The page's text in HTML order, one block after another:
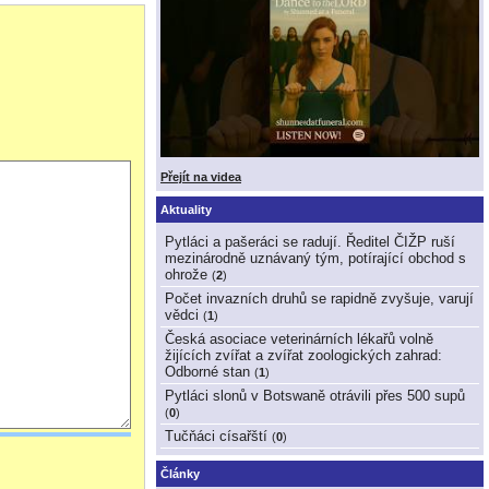
obalovat v
Přejít na videa
Aktuality
Pytláci a pašeráci se radují. Ředitel ČIŽP ruší
mezinárodně uznávaný tým, potírající obchod s
ohrože (2)
Počet invazních druhů se rapidně zvyšuje, varují
vědci (1)
Česká asociace veterinárních lékařů volně
žijících zvířat a zvířat zoologických zahrad:
Odborné stan (1)
Pytláci slonů v Botswaně otrávili přes 500 supů
(0)
Tučňáci císařští (0)
Články